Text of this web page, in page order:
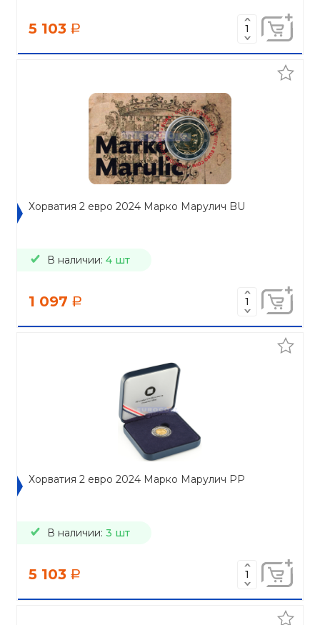
5 103 a
Хорватия 2 евро 2024 Марко Марулич BU
В наличии: 4 шт
1 097 a
Хорватия 2 евро 2024 Марко Марулич PP
В наличии: 3 шт
5 103 a